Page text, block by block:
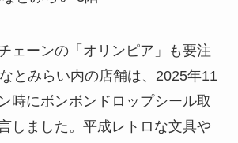
ェーンの「オリンピア」も要注
とみらい内の店舗は、2025年11
時にボンボンドロップシール取
しました。平成レトロな文具や